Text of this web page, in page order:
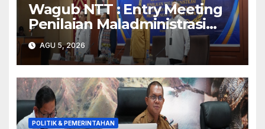
Wagub NTT : Entry Meeting
Penilaian Maladministrasi
Penyelenggaraan Pelayanan
Publik Tahun 2026 Jadi
Momentum Perbaikan
Kualitas Layanan
AGU 5, 2026
POLITIK & PEMERINTAHAN